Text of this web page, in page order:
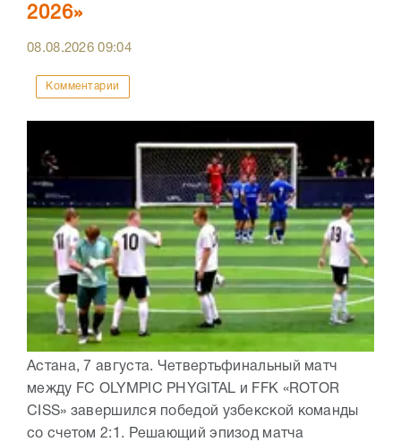
2026»
08.08.202609:04
Комментарии
Астана, 7 августа. Четвертьфинальный матч
между FC OLYMPIC PHYGITAL и FFK «ROTOR
CISS» завершился победой узбекской команды
со счетом 2:1. Решающий эпизод матча